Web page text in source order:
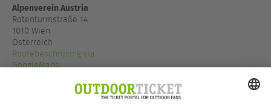
Alpenverein Austria
Rotenturmstraße 14
1010 Wien
Österreich
Routebeschrijving via
GoogleMaps
www.alpenverein-austri...